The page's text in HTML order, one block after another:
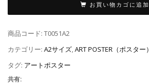
お買い物カゴに追加
商品コード: T0051A2
カテゴリー: A2サイズ,ART POSTER（ポスター）
タグ: アートポスター
共有: